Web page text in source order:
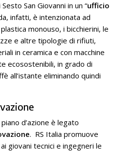
San Giovanni in un “ufficio
infatti, è intenzionata ad
monouso, i bicchierini, le
e altre tipologie di rifiuti,
in ceramica e con macchine
ecosostenibili, in grado di
all’istante eliminando quindi
d’azione è legato
. RS Italia promuove
giovani tecnici e ingegneri le